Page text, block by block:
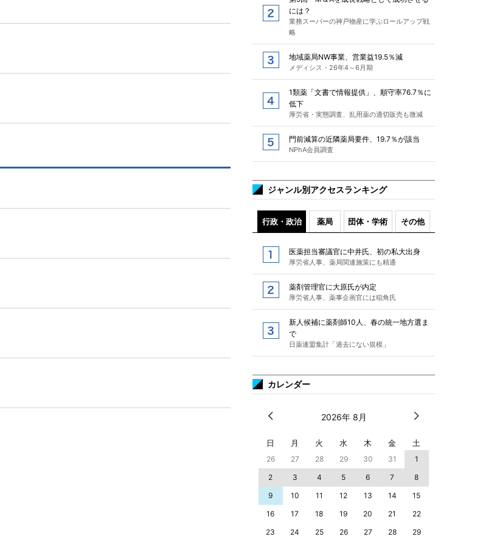
には？
業務スーパーの神戸物産に学ぶロールアップ戦
略
地域薬局NW事業、営業益19.5％減
メディシス・26年4～6月期
1類薬「文書で情報提供」、順守率76.7％に
低下
厚労省・実態調査、乱用薬の適切販売も微減
門前減算の近隣薬局要件、19.7％が該当
NPhA会員調査
ジャンル別アクセスランキング
行政・政治 薬局 団体・学術 その他
医薬担当審議官に中井氏、初の私大出身
厚労省人事、薬局関連施策にも精通
薬剤管理官に大原氏が内定
厚労省人事、薬事企画官には稲角氏
新人候補に薬剤師10人、春の統一地方選ま
で
日薬連盟集計「過去にない規模」
カレンダー
2026年 8月
日 月 火 水 木 金 土
26 27 28 29 30 31
1
2
3 4 5 6 7
8
9
10 11 12 13 14
15
16
17 18 19 20 21
22
23
24 25 26 27 28
29